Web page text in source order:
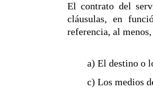
El contrato del
cláusulas, en
referencia, al
a) El destino o
c) Los medios